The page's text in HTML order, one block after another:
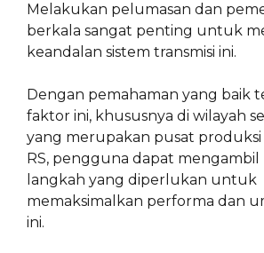
Melakukan pelumasan dan
berkala sangat penting untuk
keandalan sistem transmisi ini.
Dengan pemahaman yang baik
faktor ini, khususnya di wilayah
yang merupakan pusat produksi
RS, pengguna dapat mengambil
langkah yang diperlukan untuk
memaksimalkan performa dan
ini.